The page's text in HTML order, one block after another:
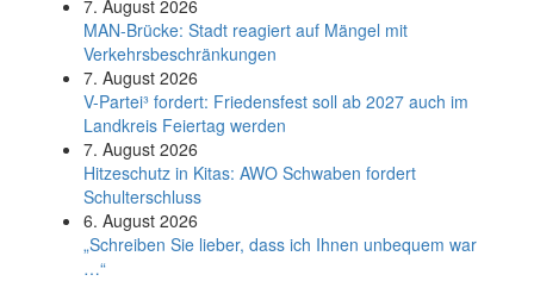
7. August 2026
MAN-Brücke: Stadt reagiert auf Mängel mit
Verkehrsbeschränkungen
7. August 2026
V-Partei­³ fordert: Friedens­fest soll ab 2027 auch im
Land­kreis Feier­tag werden
7. August 2026
Hitzeschutz in Kitas: AWO Schwaben fordert
Schulterschluss
6. August 2026
„Schreiben Sie lieber, dass ich Ihnen unbequem war
…“